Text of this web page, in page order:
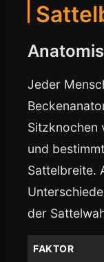
Jeder
Sitzknochen
und
Sattelbreite.
der
FAKTOR